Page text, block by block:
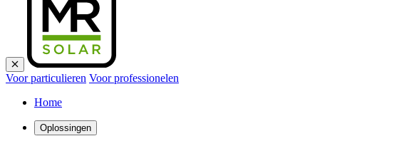
Voor particulieren Voor professionelen
Home
Oplossingen